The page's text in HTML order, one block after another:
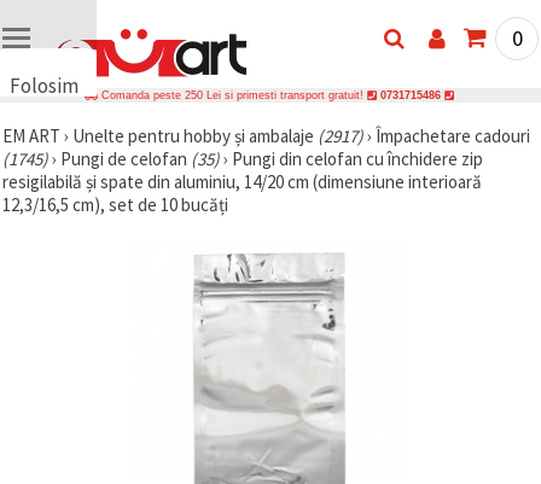
Folosim
uri
🍪 Folosim
cookie-uri
și
0
Comanda peste 250 Lei si primesti transport gratuit! 0731715486
EM ART › Unelte pentru hobby și ambalaje (2917)› Împachetare cadouri
(1745)› Pungi de celofan (35)› Pungi din celofan cu închidere zip
resigilabilă și spate din aluminiu, 14/20 cm (dimensiune interioară
12,3/16,5 cm), set de 10 bucăți